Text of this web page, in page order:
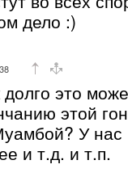
дело :)
долго это
этой
У нас
и т.д. и т.п.